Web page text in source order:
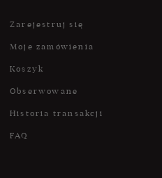
Zarejestruj się
Moje zamówienia
Koszyk
Obserwowane
Historia transakcji
FAQ